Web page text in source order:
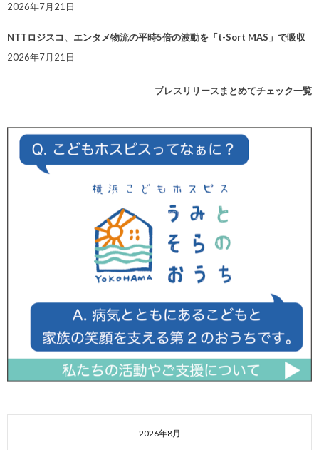
2026年7月21日
NTTロジスコ、エンタメ物流の平時5倍の波動を「t-Sort MAS」で吸収
2026年7月21日
プレスリリースまとめてチェック一覧
2026年8月